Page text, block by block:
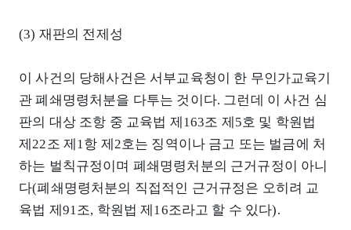
(3) 재판의 전제성
이 사건의 당해사건은 서부교육청이 한 무인가교육기
관 폐쇄명령처분을 다투는 것이다. 그런데 이 사건 심
판의 대상 조항 중 교육법 제163조 제5호 및 학원법
제22조 제1항 제2호는 징역이나 금고 또는 벌금에 처
하는 벌칙규정이며 폐쇄명령처분의 근거규정이 아니
다(폐쇄명령처분의 직접적인 근거규정은 오히려 교
육법 제91조, 학원법 제16조라고 할 수 있다).